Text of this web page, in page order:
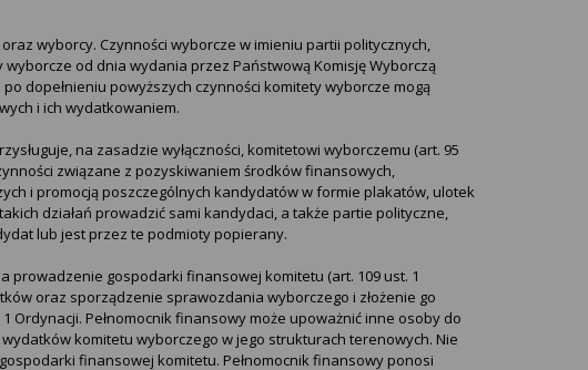
wyborcy. Czynności wyborcze w imieniu partii politycznych,
od dnia wydania przez Państwową Komisję Wyborczą
dopełnieniu powyższych czynności komitety wyborcze mogą
i ich wydatkowaniem.
na zasadzie wyłączności, komitetowi wyborczemu (art. 95
związane z pozyskiwaniem środków finansowych,
i promocją poszczególnych kandydatów w formie plakatów, ulotek
działań prowadzić sami kandydaci, a także partie polityczne,
lub jest przez te podmioty popierany.
prowadzenie gospodarki finansowej komitetu (art. 109 ust. 1
oraz sporządzenie sprawozdania wyborczego i złożenie go
Ordynacji. Pełnomocnik finansowy może upoważnić inne osoby do
komitetu wyborczego w jego strukturach terenowych. Nie
finansowej komitetu. Pełnomocnik finansowy ponosi